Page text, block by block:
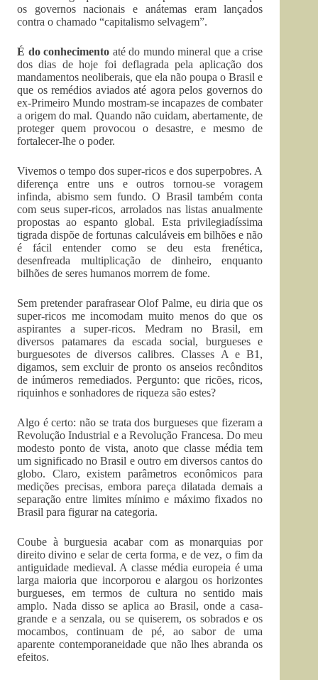
os governos nacionais e anátemas eram lançados
contra o chamado “capitalismo selvagem”.
É do conhecimento até do mundo mineral que a crise
dos dias de hoje foi deflagrada pela aplicação dos
mandamentos neoliberais, que ela não poupa o Brasil e
que os remédios aviados até agora pelos governos do
ex-Primeiro Mundo mostram-se incapazes de combater
a origem do mal. Quando não cuidam, abertamente, de
proteger quem provocou o desastre, e mesmo de
fortalecer-lhe o poder.
Vivemos o tempo dos super-ricos e dos superpobres. A
diferença entre uns e outros tornou-se voragem
infinda, abismo sem fundo. O Brasil também conta
com seus super-ricos, arrolados nas listas anualmente
propostas ao espanto global. Esta privilegiadíssima
tigrada dispõe de fortunas calculáveis em bilhões e não
é fácil entender como se deu esta frenética,
desenfreada multiplicação de dinheiro, enquanto
bilhões de seres humanos morrem de fome.
Sem pretender parafrasear Olof Palme, eu diria que os
super-ricos me incomodam muito menos do que os
aspirantes a super-ricos. Medram no Brasil, em
diversos patamares da escada social, burgueses e
burguesotes de diversos calibres. Classes A e B1,
digamos, sem excluir de pronto os anseios recônditos
de inúmeros remediados. Pergunto: que ricões, ricos,
riquinhos e sonhadores de riqueza são estes?
Algo é certo: não se trata dos burgueses que fizeram a
Revolução Industrial e a Revolução Francesa. Do meu
modesto ponto de vista, anoto que classe média tem
um significado no Brasil e outro em diversos cantos do
globo. Claro, existem parâmetros econômicos para
medições precisas, embora pareça dilatada demais a
separação entre limites mínimo e máximo fixados no
Brasil para figurar na categoria.
Coube à burguesia acabar com as monarquias por
direito divino e selar de certa forma, e de vez, o fim da
antiguidade medieval. A classe média europeia é uma
larga maioria que incorporou e alargou os horizontes
burgueses, em termos de cultura no sentido mais
amplo. Nada disso se aplica ao Brasil, onde a casa-
grande e a senzala, ou se quiserem, os sobrados e os
mocambos, continuam de pé, ao sabor de uma
aparente contemporaneidade que não lhes abranda os
efeitos.